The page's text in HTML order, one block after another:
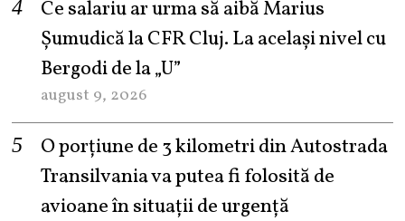
Ce salariu ar urma să aibă Marius
Șumudică la CFR Cluj. La același nivel cu
Bergodi de la „U”
august 9, 2026
O porțiune de 3 kilometri din Autostrada
Transilvania va putea fi folosită de
avioane în situații de urgență